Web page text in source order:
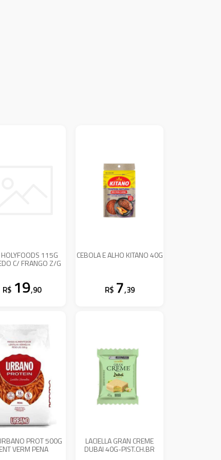
HOLYFOODS 115G
C/ FRANGO Z/G
R$ 19,90
CEBOLA E ALHO KITANO 40G
R$ 7,39
PROT 500G
VERM PENA
LACIELLA GRAN CREME
DUBAI 40G-PIST.CH.BR